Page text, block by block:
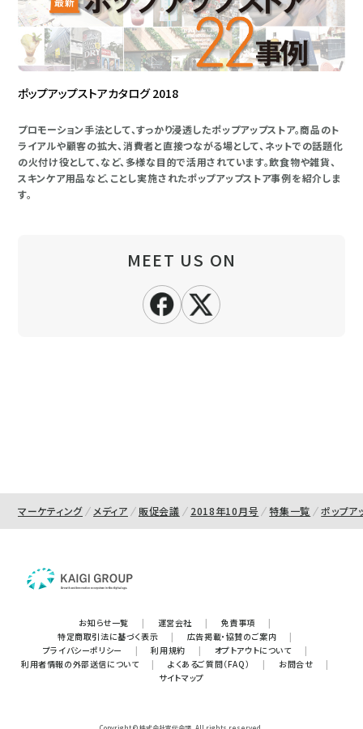
ポップアップストアカタログ 2018
プロモーション手法として、すっかり浸透したポップアップストア。商品のト
ライアルや顧客の拡大、消費者と直接つながる場として、ネットでの話題化
の火付け役として、など、多様な目的で活用されています。飲食物や雑貨、
スキンケア用品など、ことし実施されたポップアップストア事例を紹介しま
す。
MEET US ON
マーケティング メディア 販促会議 2018年10月号 特集一覧 ポップア
お知らせ一覧 | 運営会社 | 免責事項
|
特定商取引法に基づく表示
| 広告掲載・協賛のご案内
|
プライバシーポリシー
| 利用規約 | オプトアウトについて
|
利用者情報の外部送信について
| よくあるご質問（FAQ） | お問合せ
|
サイトマップ